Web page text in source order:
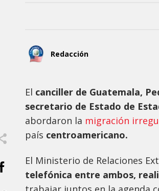
Redacción
El canciller de Guatemala,
secretario de Estado de
abordaron la migración
país centroamericano.
El Ministerio de Relaciones
telefónica entre ambos,